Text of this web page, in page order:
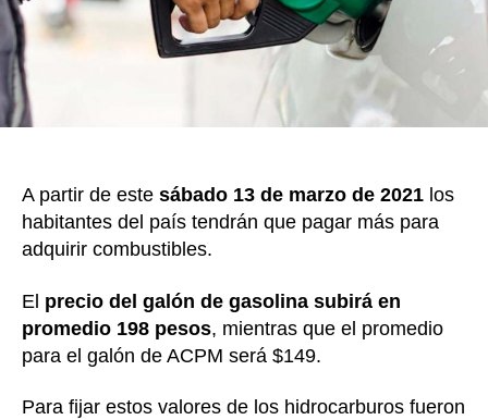
A partir de este sábado 13 de marzo de 2021 los
habitantes del país tendrán que pagar más para
adquirir combustibles.
El precio del galón de gasolina subirá en
promedio 198 pesos, mientras que el promedio
para el galón de ACPM será $149.
Para fijar estos valores de los hidrocarburos fueron